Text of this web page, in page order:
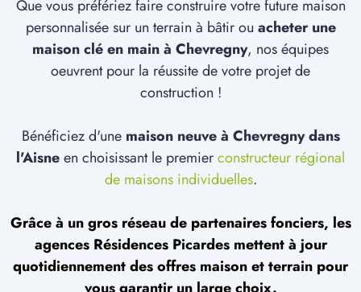
Que vous préfériez faire construire votre future maison
personnalisée sur un terrain à bâtir ou acheter une
maison clé en main à Chevregny, nos équipes
oeuvrent pour la réussite de votre projet de
construction !
Bénéficiez d'une maison neuve à Chevregny dans
l'Aisneen choisissant le premierconstructeur régional
de maisons individuelles.
Grâce à un gros réseau de partenaires fonciers, les
agences Résidences Picardes mettent à jour
quotidiennement des offres maison et terrain pour